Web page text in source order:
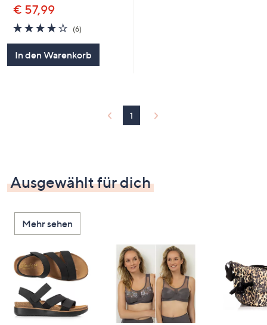
€ 57,99
4.2
von
(6)6
In den Warenkorb
1
Ausgewählt für dich
Mehr sehen